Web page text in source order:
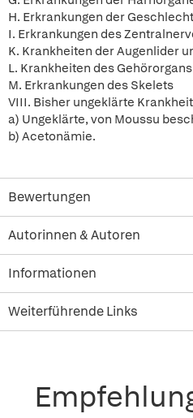
H. Erkrankungen der
I. Erkrankungen des
K. Krankheiten der Augenlider
L. Krankheiten des Gehörorgans
M. Erkrankungen des Skelets
VIII. Bisher ungeklärte
a) Ungeklärte, von Moussu
b) Acetonämie.
Bewertungen
Autorinnen & Autoren
Informationen
Weiterführende Links